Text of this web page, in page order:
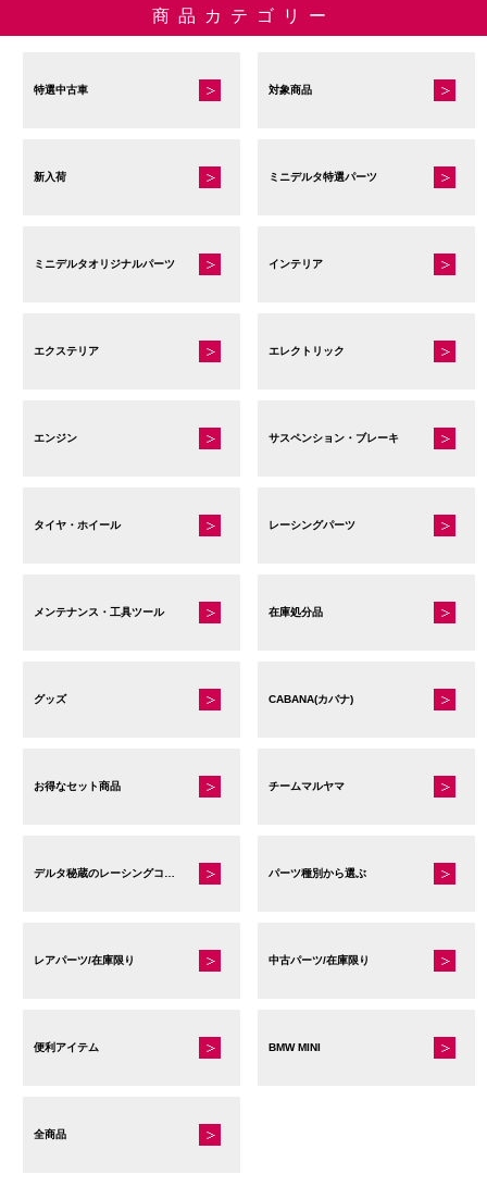
商品カテゴリー
特選中古車 対象商品
新入荷 ミニデルタ特選パーツ
ミニデルタオリジナルパーツ インテリア
エクステリア エレクトリック
エンジン サスペンション・ブレーキ
タイヤ・ホイール レーシングパーツ
メンテナンス・工具ツール 在庫処分品
グッズ CABANA(カバナ)
お得なセット商品 チームマルヤマ
パーツ種別から選ぶ
レアパーツ/在庫限り 中古パーツ/在庫限り
便利アイテム BMW MINI
全商品